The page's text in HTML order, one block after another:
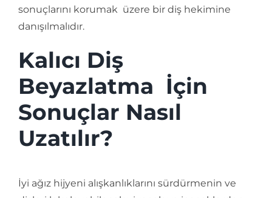
sonuçlarını korumak üzere bir diş hekimine
danışılmalıdır.
Kalıcı Diş
Beyazlatma İçin
Sonuçlar Nasıl
Uzatılır?
İyi ağız hijyeni alışkanlıklarını sürdürmenin ve